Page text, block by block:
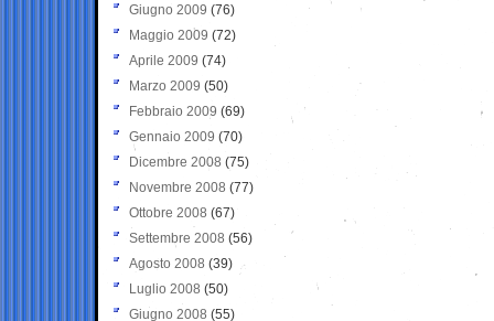
Giugno 2009 (76)
Maggio 2009 (72)
Aprile 2009 (74)
Marzo 2009 (50)
Febbraio 2009 (69)
Gennaio 2009 (70)
Dicembre 2008 (75)
Novembre 2008 (77)
Ottobre 2008 (67)
Settembre 2008 (56)
Agosto 2008 (39)
Luglio 2008 (50)
Giugno 2008 (55)